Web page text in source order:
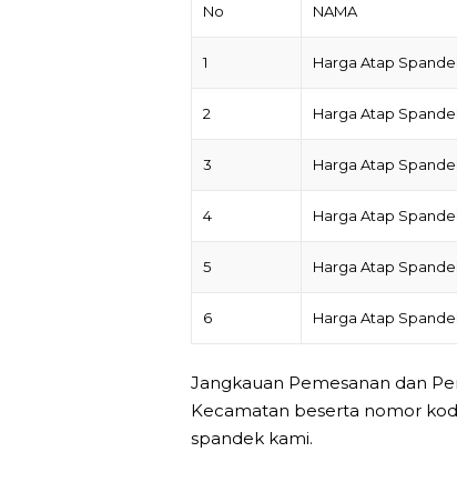
No NAMA
1 Harga Atap
2 Harga Atap
3 Harga Atap
4 Harga Atap
5 Harga Atap
6 Harga Atap
Jangkauan Pemesanan dan
Kecamatan beserta nomor
spandek kami.